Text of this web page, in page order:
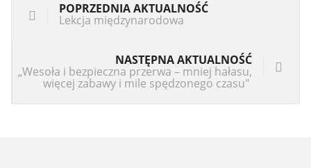
POPRZEDNIA AKTUALNOŚĆ
Lekcja międzynarodowa
NASTĘPNA AKTUALNOŚĆ
„Wesoła i bezpieczna przerwa – mniej hałasu,
więcej zabawy i mile spędzonego czasu"